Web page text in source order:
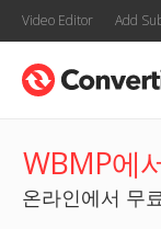
Video Editor Add
WBMP에
온라인에서 무